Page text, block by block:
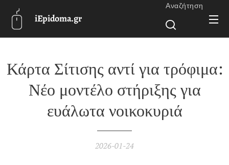
iEpidoma.gr
Αναζήτηση
Κάρτα Σίτισης αντί για τρόφιμα:
Νέο μοντέλο στήριξης για
ευάλωτα νοικοκυριά
2026-01-24